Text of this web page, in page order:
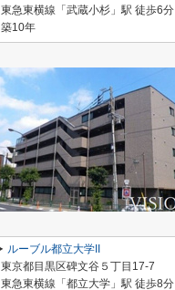
東急東横線「武蔵小杉」駅 徒歩6分
築10年
ルーブル都立大学II
東京都目黒区碑文谷５丁目17-7
東急東横線「都立大学」駅 徒歩8分